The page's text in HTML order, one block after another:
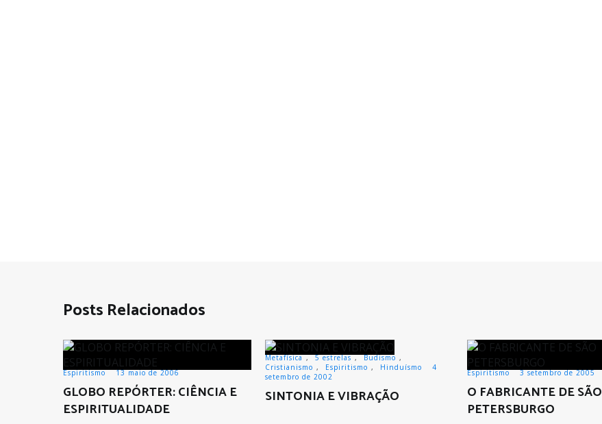
Posts Relacionados
Espiritismo 13 maio de 2006
GLOBO REPÓRTER: CIÊNCIA E
ESPIRITUALIDADE
Metafísica , 5 estrelas , Budismo ,
Cristianismo , Espiritismo , Hinduísmo
4
setembro de 2002
SINTONIA E VIBRAÇÃO
Espiritismo 3 setembro de 2005
O FABRICANTE DE SÃO
PETERSBURGO